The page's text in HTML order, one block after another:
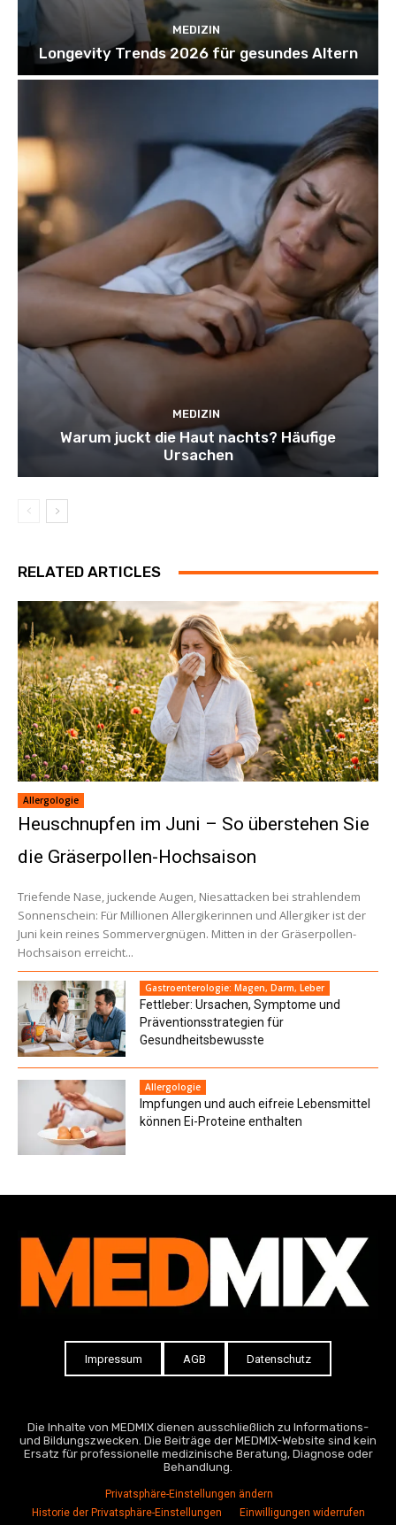
MEDIZIN
Longevity Trends 2026 für gesundes Altern
MEDIZIN
Warum juckt die Haut nachts? Häufige
Ursachen
RELATED ARTICLES
Allergologie
Heuschnupfen im Juni – So überstehen Sie
die Gräserpollen-Hochsaison
Triefende Nase, juckende Augen, Niesattacken bei strahlendem
Sonnenschein: Für Millionen Allergikerinnen und Allergiker ist der
Juni kein reines Sommervergnügen. Mitten in der Gräserpollen-
Hochsaison erreicht...
Gastroenterologie: Magen, Darm, Leber
Fettleber: Ursachen, Symptome und
Präventionsstrategien für
Gesundheitsbewusste
Allergologie
Impfungen und auch eifreie Lebensmittel
können Ei-Proteine enthalten
Impressum AGB Datenschutz
Die Inhalte von MEDMIX dienen ausschließlich zu Informations-
und Bildungszwecken. Die Beiträge der MEDMIX-Website sind kein
Ersatz für professionelle medizinische Beratung, Diagnose oder
Behandlung.
Privatsphäre-Einstellungen ändern
Historie der Privatsphäre-Einstellungen
Einwilligungen widerrufen